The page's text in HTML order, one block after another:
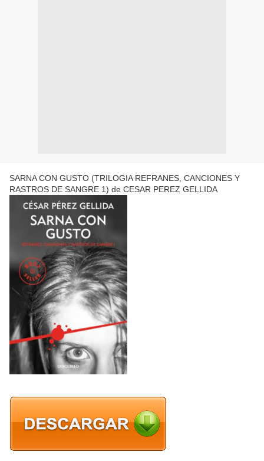
SARNA CON GUSTO (TRILOGIA REFRANES, CANCIONES Y
RASTROS DE SANGRE 1) de CESAR PEREZ GELLIDA